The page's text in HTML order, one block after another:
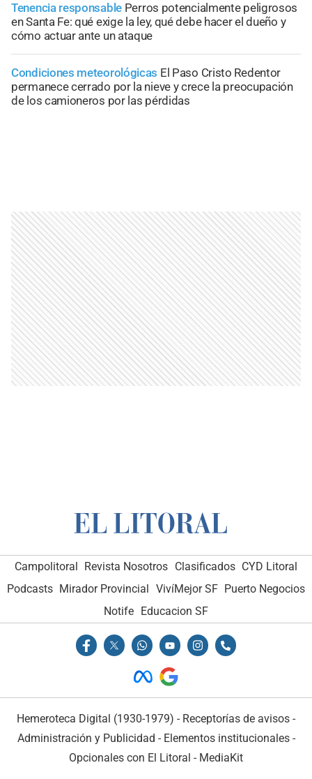
Tenencia responsable Perros potencialmente peligrosos
en Santa Fe: qué exige la ley, qué debe hacer el dueño y
cómo actuar ante un ataque
Condiciones meteorológicas El Paso Cristo Redentor
permanece cerrado por la nieve y crece la preocupación
de los camioneros por las pérdidas
Campolitoral Revista Nosotros Clasificados CYD Litoral
Podcasts Mirador Provincial VivíMejor SF Puerto Negocios
Notife
Educacion SF
Hemeroteca Digital (1930-1979) - Receptorías de avisos -
Administración y Publicidad - Elementos institucionales-
Opcionales con El Litoral - MediaKit